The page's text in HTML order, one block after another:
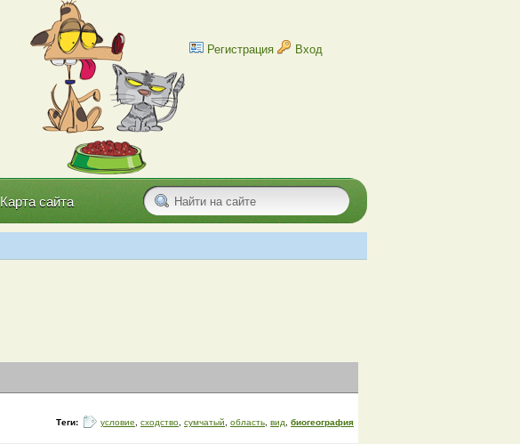
Регистрация Вход
Карта сайта
Теги: условие, сходство, сумчатый, область, вид, биогеография